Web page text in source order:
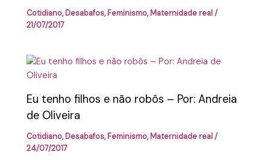
Cotidiano,Desabafos,Feminismo,Maternidade real/
21/07/2017
Eu tenho filhos e não robôs – Por: Andreia
de Oliveira
Cotidiano,Desabafos,Feminismo,Maternidade real/
24/07/2017